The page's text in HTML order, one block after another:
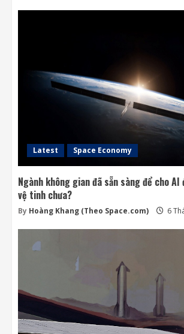
Latest Space Economy
Ngành không gian đã sẵn sàng để cho
vệ tinh chưa?
By Hoàng Khang (Theo Space.com) 6